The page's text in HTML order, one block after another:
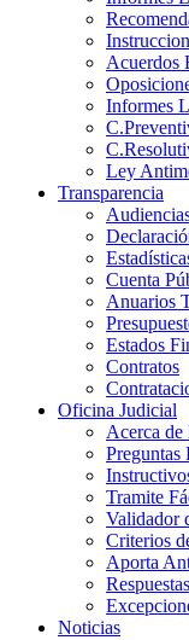
Acuerdos
Informes
Ley
Transparencia
Cuenta
Anuarios
Estados
Contratos
Oficina Judicial
Acerca de
Preguntas
Tramite
Validador
Criterios
Aporta
Noticias